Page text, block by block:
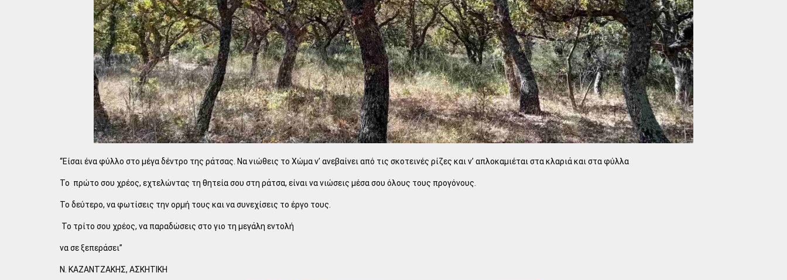
“Είσαι ένα φύλλο στο μέγα δέντρο της ράτσας. Να νιώθεις το Χώμα ν’ ανεβαίνει από τις σκοτεινές ρίζες και ν’ απλοκαμιέται στα κλαριά και στα φύλλα
Το πρώτο σου χρέος, εχτελώντας τη θητεία σου στη ράτσα, είναι να νιώσεις μέσα σου όλους τους προγόνους.
Το δεύτερο, να φωτίσεις την ορμή τους και να συνεχίσεις το έργο τους.
Το τρίτο σου χρέος, να παραδώσεις στο γιο τη μεγάλη εντολή
να σε ξεπεράσει”
Ν. ΚΑΖΑΝΤΖΑΚΗΣ, ΑΣΚΗΤΙΚΗ